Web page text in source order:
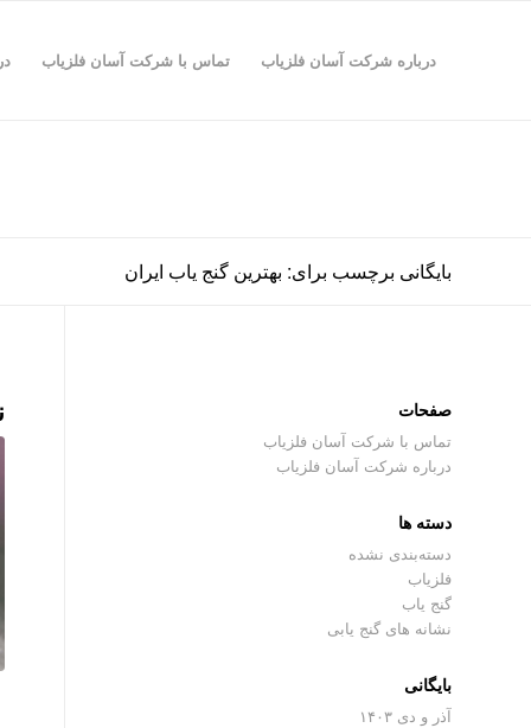
درباره شرکت آسان فلزیاب تماس با شرکت آسان فلزیاب
بایگانی برچسب برای: بهترین گنج یاب ایران
صفحات
تماس با شرکت آسان فلزیاب
درباره شرکت آسان فلزیاب
دسته ها
دسته‌بندی نشده
فلزیاب
گنج یاب
نشانه های گنج یابی
بایگانی
آذر و دی ۱۴۰۳